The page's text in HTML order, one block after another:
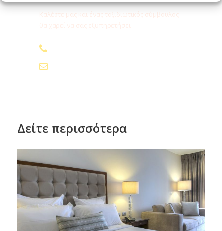
Καλέστε μας και ένας ταξιδιωτικός σύμβουλος
Δείτε περισσότερα